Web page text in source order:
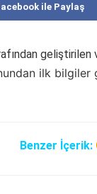
ile Paylaş
geliştirilen
ilk bilgiler
Benzer İçerik: